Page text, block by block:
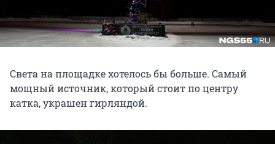
Света на площадке хотелось бы больше. Самый
мощный источник, который стоит по центру
катка, украшен гирляндой.